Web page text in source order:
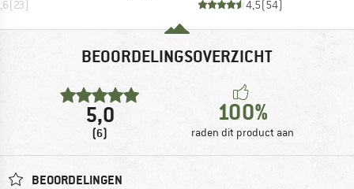
(23) 4,5(54)
BEOORDELINGSOVERZICHT
5,0
(6)
100%
raden dit product aan
BEOORDELINGEN